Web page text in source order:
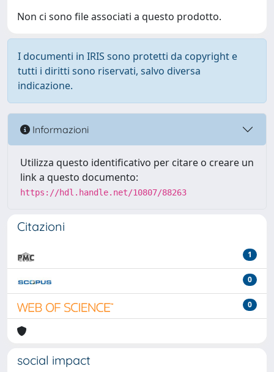
Non ci sono file associati a questo prodotto.
I documenti in IRIS sono protetti da copyright e
tutti i diritti sono riservati, salvo diversa
indicazione.
Informazioni
Utilizza questo identificativo per citare o creare un
link a questo documento:
https://hdl.handle.net/10807/88263
Citazioni
1
0
0
social impact